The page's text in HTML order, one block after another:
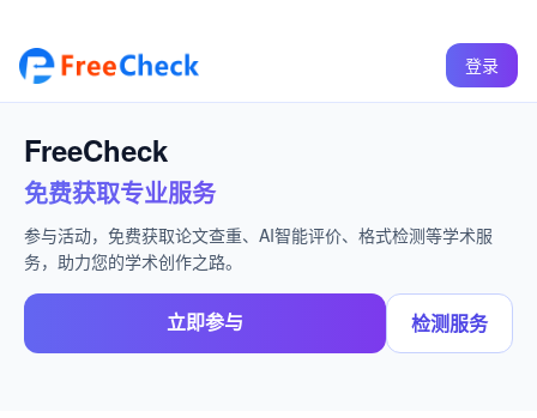
登录
FreeCheck
免费获取专业服务
参与活动，免费获取论文查重、AI智能评价、格式检测等学术服
务，助力您的学术创作之路。
立即参与 检测服务